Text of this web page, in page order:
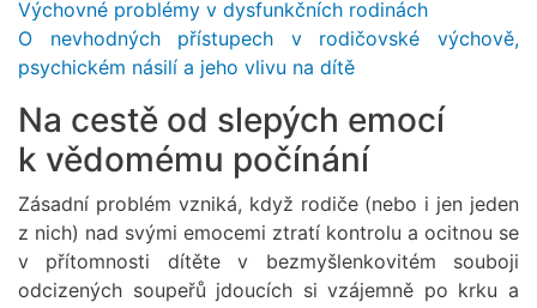
Výchovné problémy v dysfunkčních rodinách
O nevhodných přístupech v rodičovské výchově,
psychickém násilí a jeho vlivu na dítě
Na cestě od slepých emocí
k vědomému počínání
Zásadní problém vzniká, když rodiče (nebo i jen jeden
z nich) nad svými emocemi ztratí kontrolu a ocitnou se
v přítomnosti dítěte v bezmyšlenkovitém souboji
odcizených soupeřů jdoucích si vzájemně po krku a